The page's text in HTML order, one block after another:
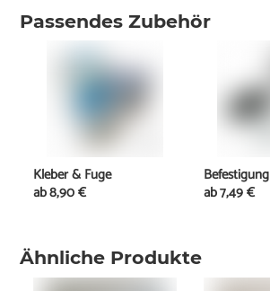
Ähnliche Produkte
Passendes Zubehör
Kleber & Fuge
ab8,90 €
Befestigung
ab7,49 €